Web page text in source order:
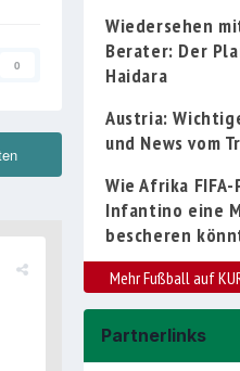
0
Wiedersehen
Berater: Der
Haidara
Austria:
und News vom
Wie Afrika
Infantino eine
bescheren
Mehr Fußball auf
Partnerlinks